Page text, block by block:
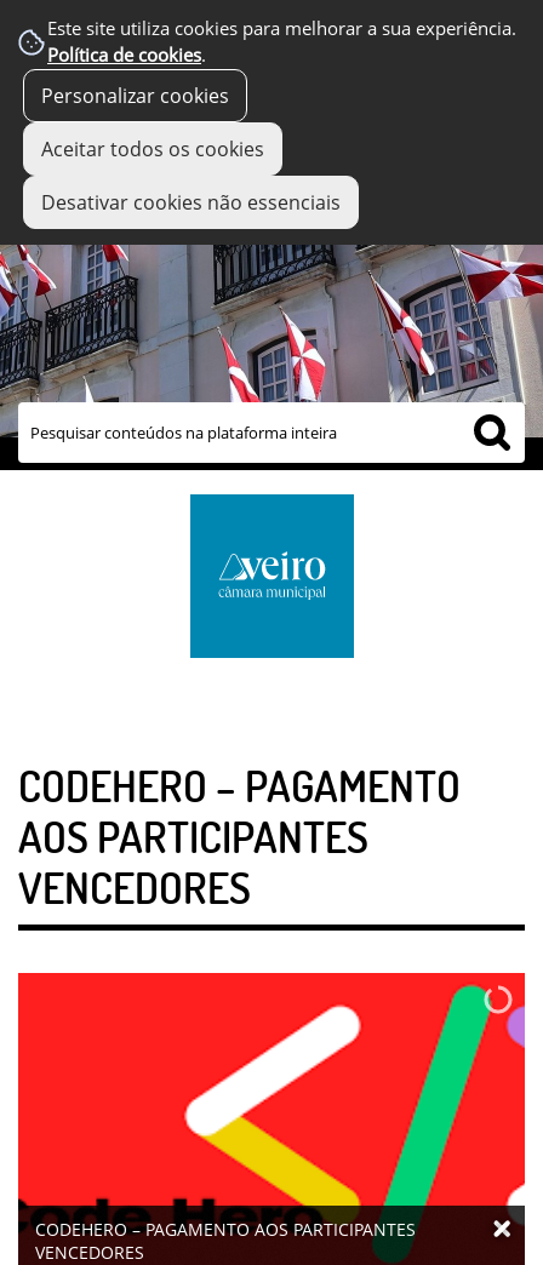
Este site utiliza cookies para melhorar a sua experiência.
Política de cookies.
Personalizar cookies
Aceitar todos os cookies
Desativar cookies não essenciais
links úteis
CODEHERO – PAGAMENTO
AOS PARTICIPANTES
VENCEDORES
CODEHERO – PAGAMENTO AOS PARTICIPANTES
VENCEDORES